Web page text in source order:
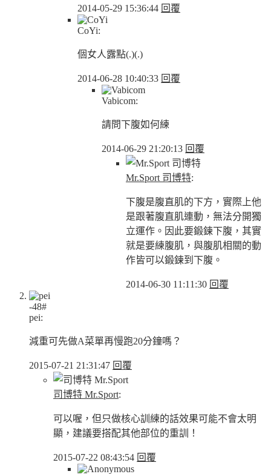
2014-05-29 15:36:44 回覆
CoYi:
個女人露點(.)(.)
2014-06-28 10:40:33 回覆
Vabicom:
請問下腹如何練
2014-06-29 21:20:13 回覆
Mr.Sport 司博特:
下腹是腹直肌的下方，實際上他
是跟著腹直肌連動，無法分開獨
立運作。因此要鍛鍊下腹，其實
就是要練腹肌，與腹肌相關的動
作皆可以鍛鍊到下腹。
2014-06-30 11:11:30 回覆
-48#
pei:
減重可先做A菜單再慢跑20分鐘嗎？
2015-07-21 21:31:47 回覆
司博特 Mr.Sport:
可以喔，但只做核心訓練的話效果可能不會太明
顯，建議要搭配其他部位的重訓！
2015-07-22 08:43:54 回覆